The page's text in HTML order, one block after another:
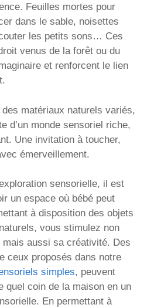
Feuilles mortes pour
dans le sable, noisettes
les petits sons… Ces
venus de la forêt ou du
et renforcent le lien
matériaux naturels variés,
d’un monde sensoriel riche,
Une invitation à toucher,
émerveillement.
sensorielle, il est
un espace où bébé peut
à disposition des objets
vous stimulez non
aussi sa créativité. Des
ceux proposés dans notre
simples, peuvent
quel coin de la maison en un
En permettant à